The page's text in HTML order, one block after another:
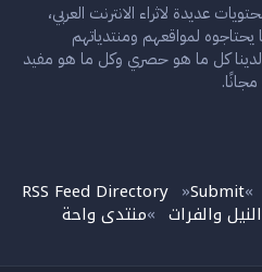
عديدة لاثراء الانترنت العربي،
يحتاجوه لمواقعهم ومنتدياتهم
لدينا كل ما هو حصري وكل ما هو مفيد
»
RSS Feed Directory »Submit
والفرات »منتدى واحة